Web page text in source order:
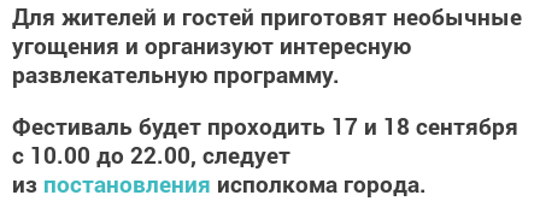
Для жителей и гостей приготовят необычные
угощения и организуют интересную
развлекательную программу.
Фестиваль будет проходить 17 и 18 сентября
с 10.00 до 22.00, следует
из постановления исполкома города.